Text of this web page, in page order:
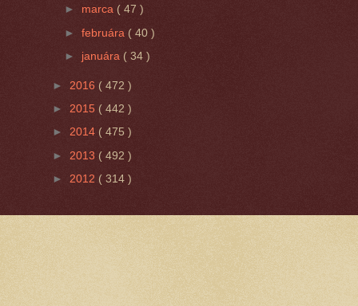
► marca ( 47 )
►februára ( 40 )
► januára ( 34 )
► 2016 ( 472 )
► 2015 ( 442 )
► 2014 ( 475 )
► 2013 ( 492 )
► 2012 ( 314 )